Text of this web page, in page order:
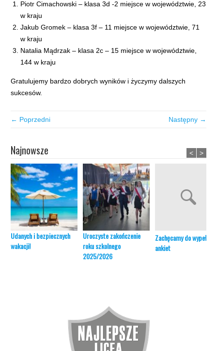
Piotr Cimachowski – klasa 3d -2 miejsce w województwie, 23
w kraju
Jakub Gromek – klasa 3f – 11 miejsce w województwie, 71
w kraju
Natalia Mądrzak – klasa 2c – 15 miejsce w województwie,
144 w kraju
Gratulujemy bardzo dobrych wyników i życzymy dalszych
sukcesów.
← Poprzedni Następny →
Najnowsze
Udanych i bezpiecznych
wakacji!
Uroczyste zakończenie
roku szkolnego
2025/2026
Zachęcamy do
ankiet
< >